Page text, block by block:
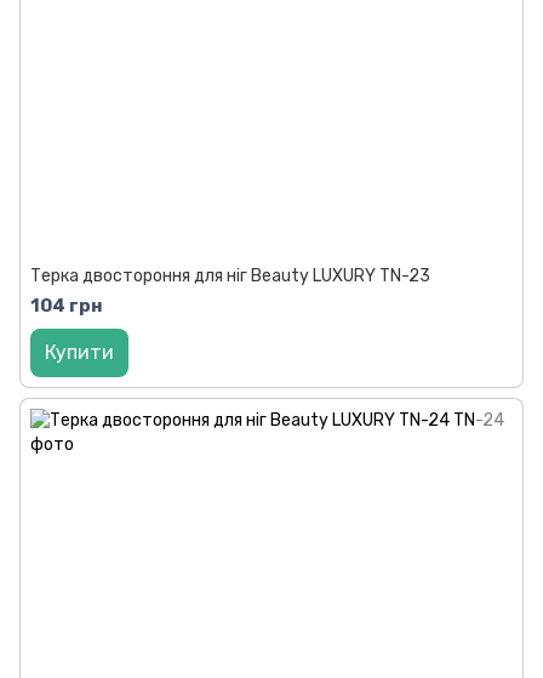
Терка двостороння для ніг Beauty LUXURY TN-23
104 грн
Купити